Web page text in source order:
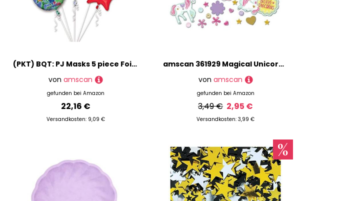
(PKT) BQT: PJ Masks 5 piece Foil Balloon Bouquet P75
von amscan
gefunden bei Amazon
22,16 €
Versandkosten: 9,09 €
amscan 361929 Magical Unicorn Confetti Pack Konfetti, Sortiert, 1.2 oz
von amscan
gefunden bei Amazon
3,49 € 2,95 €
Versandkosten: 3,99 €